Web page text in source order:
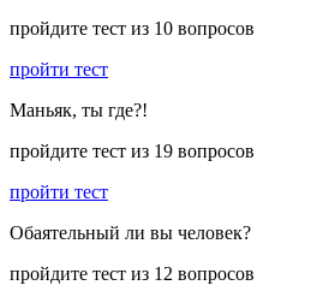
пройдите тест из 10 вопросов
пройти тест
Маньяк, ты где?!
пройдите тест из 19 вопросов
пройти тест
Обаятельный ли вы человек?
пройдите тест из 12 вопросов